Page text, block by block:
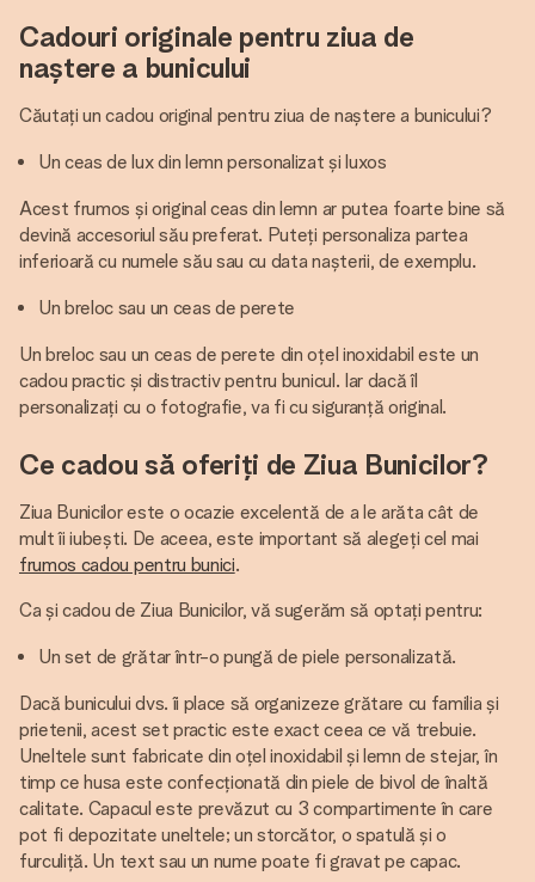
Cadouri originale pentru ziua de
naștere a bunicului
Căutați un cadou original pentru ziua de naștere a bunicului?
Un ceas de lux din lemn personalizat și luxos
Acest frumos și original ceas din lemn ar putea foarte bine să
devină accesoriul său preferat. Puteți personaliza partea
inferioară cu numele său sau cu data nașterii, de exemplu.
Un breloc sau un ceas de perete
Un breloc sau un ceas de perete din oțel inoxidabil este un
cadou practic și distractiv pentru bunicul. Iar dacă îl
personalizați cu o fotografie, va fi cu siguranță original.
Ce cadou să oferiți de Ziua Bunicilor?
Ziua Bunicilor este o ocazie excelentă de a le arăta cât de
mult îi iubești. De aceea, este important să alegeți cel mai
frumos cadou pentru bunici.
Ca și cadou de Ziua Bunicilor, vă sugerăm să optați pentru:
Un set de grătar într-o pungă de piele personalizată.
Dacă bunicului dvs. îi place să organizeze grătare cu familia și
prietenii, acest set practic este exact ceea ce vă trebuie.
Uneltele sunt fabricate din oțel inoxidabil și lemn de stejar, în
timp ce husa este confecționată din piele de bivol de înaltă
calitate. Capacul este prevăzut cu 3 compartimente în care
pot fi depozitate uneltele; un storcător, o spatulă și o
furculiță. Un text sau un nume poate fi gravat pe capac.